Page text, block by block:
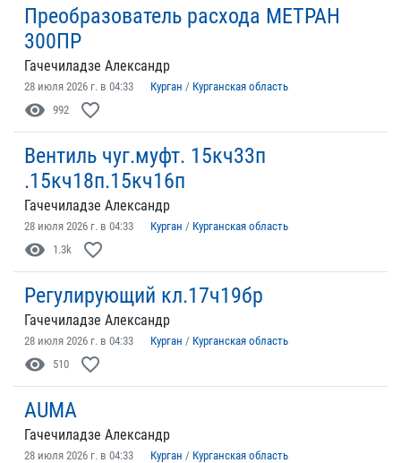
Преобразователь расхода МЕТРАН
300ПР
Гачечиладзе Александр
28 июля 2026 г. в 04:33 Курган / Курганская область
visibility 992 favorite_border
Вентиль чуг.муфт. 15кч33п
.15кч18п.15кч16п
Гачечиладзе Александр
28 июля 2026 г. в 04:33 Курган / Курганская область
visibility 1.3k favorite_border
Регулирующий кл.17ч19бр
Гачечиладзе Александр
28 июля 2026 г. в 04:33 Курган / Курганская область
visibility 510 favorite_border
AUMA
Гачечиладзе Александр
28 июля 2026 г. в 04:33 Курган / Курганская область